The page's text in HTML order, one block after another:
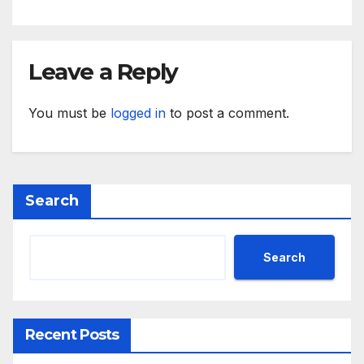
Leave a Reply
You must be logged in to post a comment.
Search
Search
Recent Posts